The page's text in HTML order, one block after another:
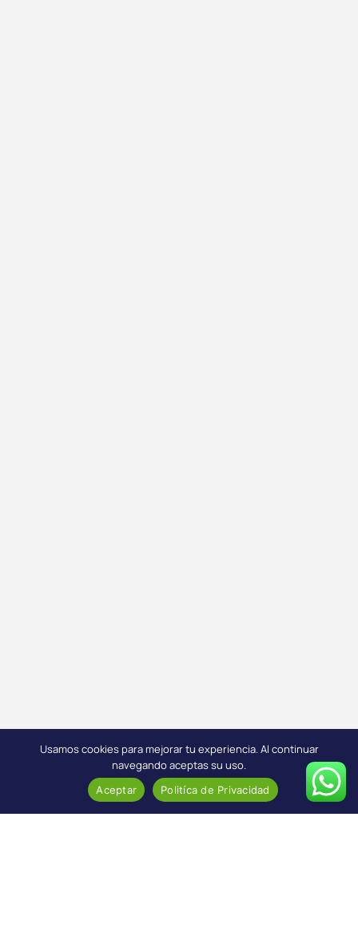
Usamos cookies para mejorar tu experiencia. Al continuar
navegando aceptas su uso.
Aceptar Politíca de Privacidad